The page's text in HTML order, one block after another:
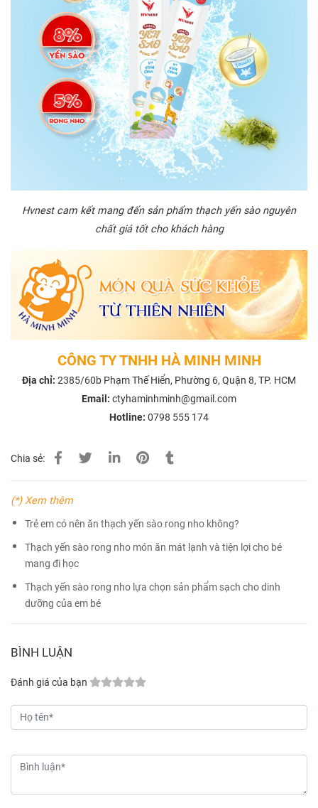
Hvnest cam kết mang đến sản phẩm thạch yến sào nguyên
chất giá tốt cho khách hàng
CÔNG TY TNHH HÀ MINH MINH
Địa chỉ: 2385/60b Phạm Thế Hiển, Phường 6, Quận 8, TP. HCM
Email: ctyhaminhminh@gmail.com
Hotline: 0798 555 174
Chia sẻ:
(*) Xem thêm
Trẻ em có nên ăn thạch yến sào rong nho không?
Thạch yến sào rong nho món ăn mát lạnh và tiện lợi cho bé
mang đi học
Thạch yến sào rong nho lựa chọn sản phẩm sạch cho dinh
dưỡng của em bé
BÌNH LUẬN
Đánh giá của bạn